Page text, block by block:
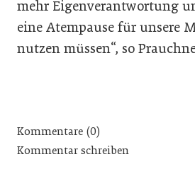
mehr Eigenverantwortung
eine Atempause für unsere
nutzen müssen“, so
Kommentare (0)
Kommentar schreiben